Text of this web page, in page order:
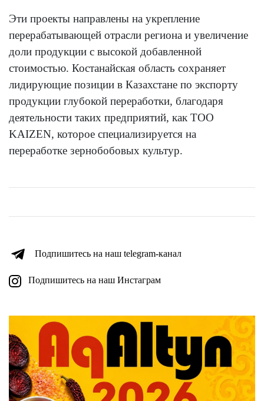
Эти проекты направлены на укрепление
перерабатывающей отрасли региона и увеличение
доли продукции с высокой добавленной
стоимостью. Костанайская область сохраняет
лидирующие позиции в Казахстане по экспорту
продукции глубокой переработки, благодаря
деятельности таких предприятий, как ТОО
KAIZEN, которое специализируется на
переработке зернобобовых культур.
Подпишитесь на наш telegram-канал
Подпишитесь на наш Инстаграм